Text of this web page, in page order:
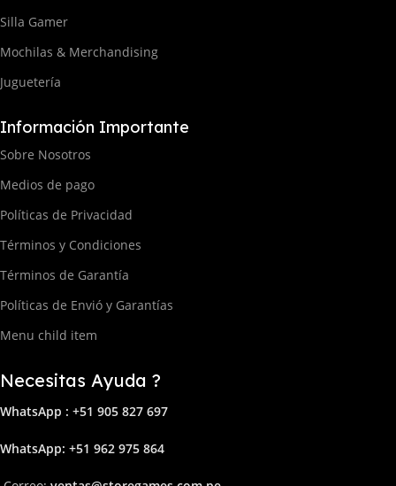
Silla Gamer
Mochilas & Merchandising
Juguetería
Información Importante
Sobre Nosotros
Medios de pago
Políticas de Privacidad
Términos y Condiciones
Términos de Garantía
Políticas de Envió y Garantías
Menu child item
Necesitas Ayuda ?
WhatsApp : +51 905 827 697
WhatsApp: +51 962 975 864